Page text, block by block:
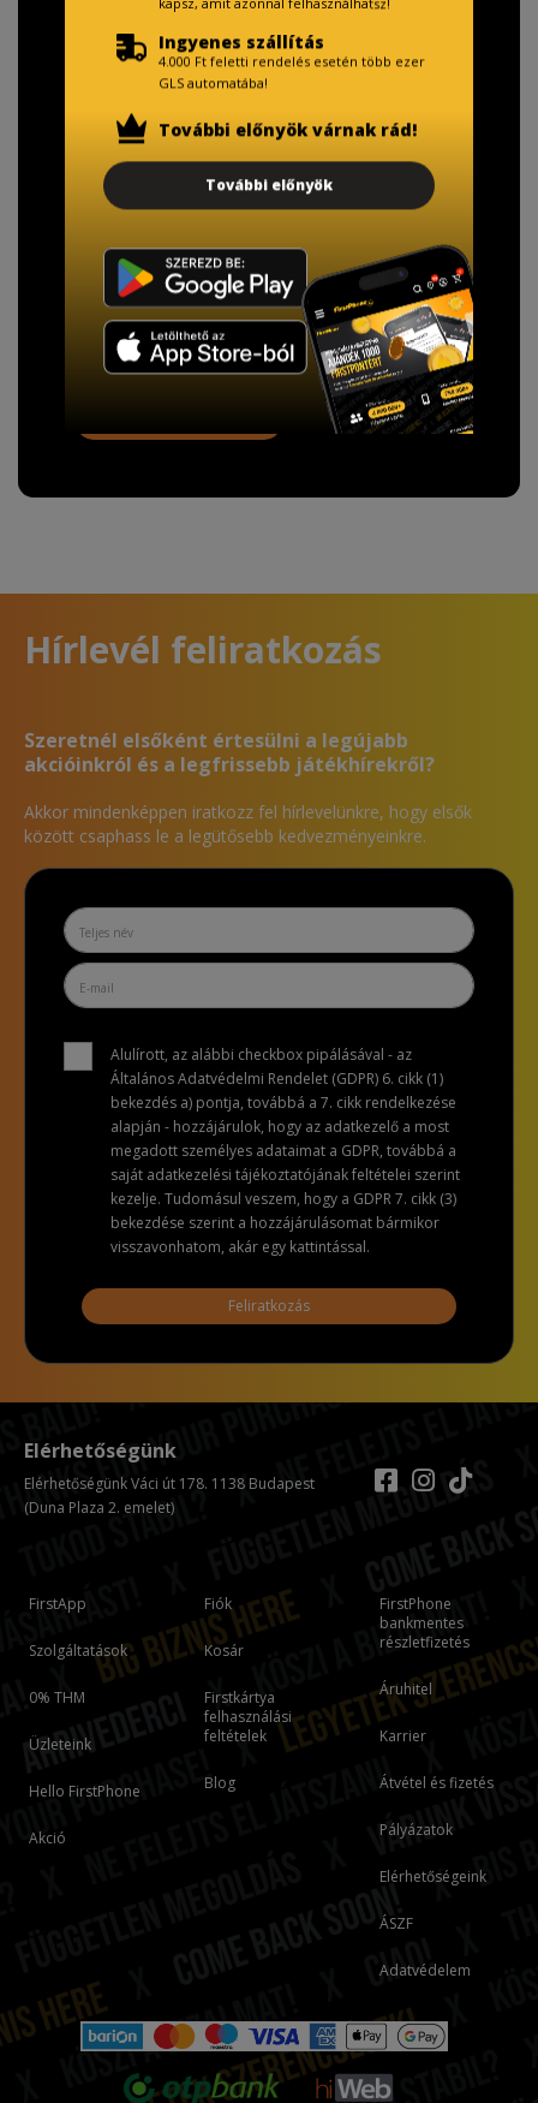
TISZTELT VÁSÁRLÓNK!
Fizetésnél kérje az ingyenes adattörlő kódot
A Kormány döntése alapján a kereskedő minden tartós
adathordozó termék vásárlásakor köteles ingyenes
adattörlő kódot biztosítani.
Hírlevél feliratkozás
Szeretnél elsőként értesülni a legújabb
akcióinkról és a legfrissebb játékhírekről?
Akkor mindenképpen iratkozz fel hírlevelünkre, hogy elsők
között csaphass le a legütősebb kedvezményeinkre.
Alulírott, az alábbi checkbox pipálásával - az
Általános Adatvédelmi Rendelet (GDPR) 6. cikk (1)
bekezdés a) pontja, továbbá a 7. cikk rendelkezése
alapján - hozzájárulok, hogy az adatkezelő a most
megadott személyes adataimat a GDPR, továbbá a
saját adatkezelési tájékoztatójának feltételei szerint
kezelje. Tudomásul veszem, hogy a GDPR 7. cikk (3)
bekezdése szerint a hozzájárulásomat bármikor
visszavonhatom, akár egy kattintással.
Feliratkozás
FirstApp
Szolgáltatások
0% THM
Üzleteink
Hello FirstPhone
Akció
Fiók
Kosár
Firstkártya
felhasználási
feltételek
Blog
FirstPhone
bankmentes
részletfizetés
Áruhitel
Karrier
Átvétel és fizetés
Pályázatok
Elérhetőségeink
ÁSZF
Adatvédelem
Elérhetőségünk
Elérhetőségünk Váci út 178. 1138 Budapest
(Duna Plaza 2. emelet)
Ingyenes szállítás
4.000 Ft feletti rendelés esetén több ezer
GLS automatába!
További előnyök várnak rád!
További előnyök